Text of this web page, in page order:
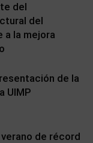
del
del
a la mejora
de la
UIMP
de récord